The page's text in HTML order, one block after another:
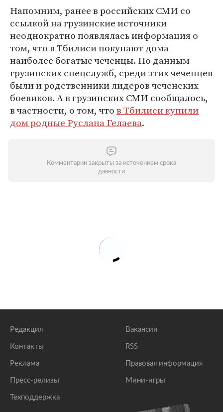
Напомним, ранее в российских СМИ со
ссылкой на грузинские источники
неоднократно появлялась информация о
том, что в Тбилиси покупают дома
наиболее богатые чеченцы. По данным
грузинских спецслужб, среди этих чеченцев
были и родственники лидеров чеченских
боевиков. А в грузинских СМИ сообщалось,
в частности, о том, чтов Тбилиси купили
дом родные Руслана Гелаева.
Комментарии закрыты за истечением срока
давности
Редакция
Контакты
Реклама
Пресс-релизы
Техподдержка
Вакансии
RSS
Правовая информация
Мини-игры